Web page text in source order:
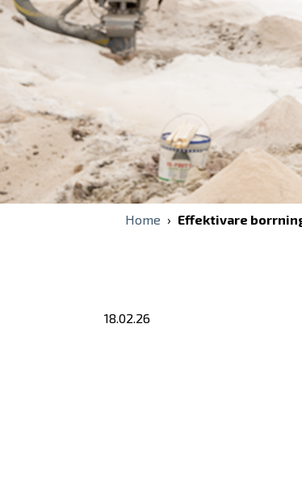
Tillbehör
Programvara
Xsite MANAGE – Molntjänst
Xsite® REWISE – Infra-
I samarbete
Home › Effektivare
18.02.26